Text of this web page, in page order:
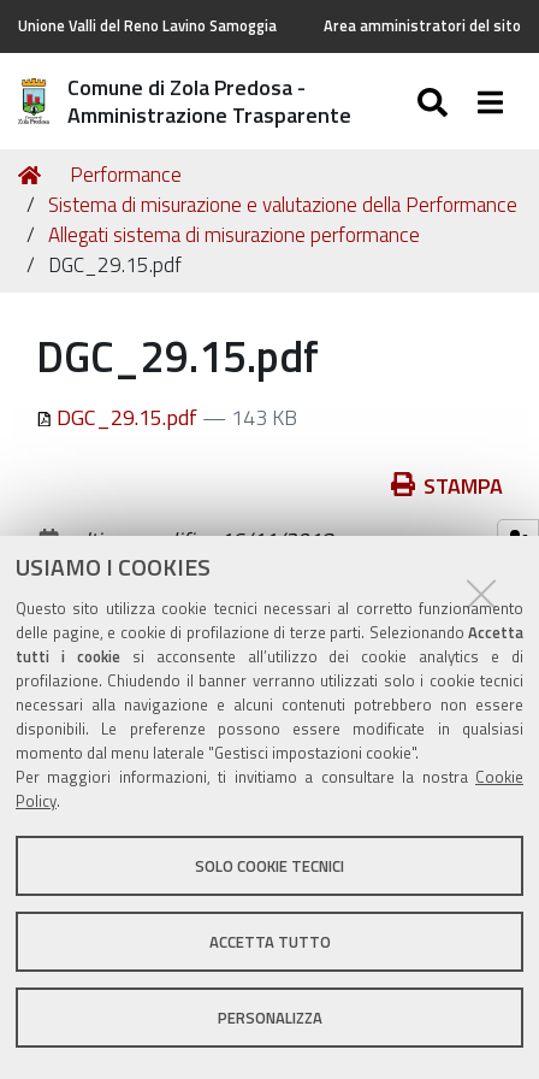
USIAMO I COOKIES
Questo sito utilizza cookie tecnici necessari al corretto funzionamento
delle pagine, e cookie di profilazione di terze parti. Selezionando Accetta
tutti i cookiesi acconsente all’utilizzo dei cookie analytics e di
profilazione. Chiudendo il banner verranno utilizzati solo i cookie tecnici
necessari alla navigazione e alcuni contenuti potrebbero non essere
disponibili. Le preferenze possono essere modificate in qualsiasi
momento dal menu laterale "Gestisci impostazioni cookie".
Per maggiori informazioni, ti invitiamo a consultare la nostra Cookie
Policy.
SOLO COOKIE TECNICI
ACCETTA TUTTO
PERSONALIZZA
Unione Valli del Reno Lavino Samoggia Area amministratori del sito
Comune di Zola Predosa -
Amministrazione Trasparente
Tu
sei
qui:
Home
Performance
Sistema di misurazione e valutazione della Performance
Allegati sistema di misurazione performance
DGC_29.15.pdf
DGC_29.15.pdf
DGC_29.15.pdf— 143 KB
STAMPA
ultima modifica16/11/2018
Valuta questo sito
Sito istituzionale Comune di Zola Predosa
Privacy policy|DPO|Accessibilità